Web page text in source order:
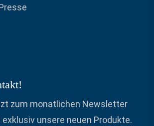
zum monatlichen Newsletter
unsere neuen Produkte.